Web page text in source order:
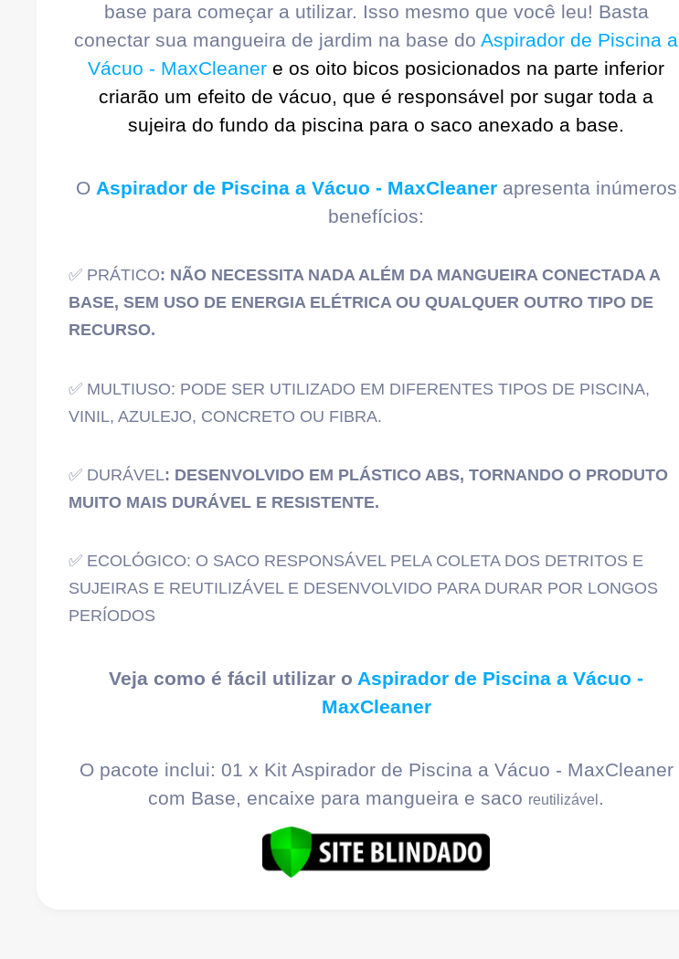
base para começar a utilizar. Isso mesmo que você leu! Basta
conectar sua mangueira de jardim na base doAspirador de Piscina a
Vácuo - MaxCleanere os oito bicos posicionados na parte inferior
criarão um efeito de vácuo, que é responsável por sugar toda a
sujeira do fundo da piscina para o saco anexado a base.
O Aspirador de Piscina a Vácuo - MaxCleanerapresenta inúmeros
benefícios:
✅ PRÁTICO: NÃO NECESSITA NADA ALÉM DA MANGUEIRA CONECTADA A
BASE, SEM USO DE ENERGIA ELÉTRICA OU QUALQUER OUTRO TIPO DE
RECURSO.
✅ MULTIUSO: PODE SER UTILIZADO EM DIFERENTES TIPOS DE PISCINA,
VINIL, AZULEJO, CONCRETO OU FIBRA.
✅ DURÁVEL: DESENVOLVIDO EM PLÁSTICO ABS, TORNANDO O PRODUTO
MUITO MAIS DURÁVEL E RESISTENTE.
✅ ECOLÓGICO: O SACO RESPONSÁVEL PELA COLETA DOS DETRITOS E
SUJEIRAS E REUTILIZÁVEL E DESENVOLVIDO PARA DURAR POR LONGOS
PERÍODOS
Veja como é fácil utilizar o Aspirador de Piscina a Vácuo -
MaxCleaner
O pacote inclui: 01 x Kit Aspirador de Piscina a Vácuo - MaxCleaner
com Base, encaixe para mangueira e saco reutilizável